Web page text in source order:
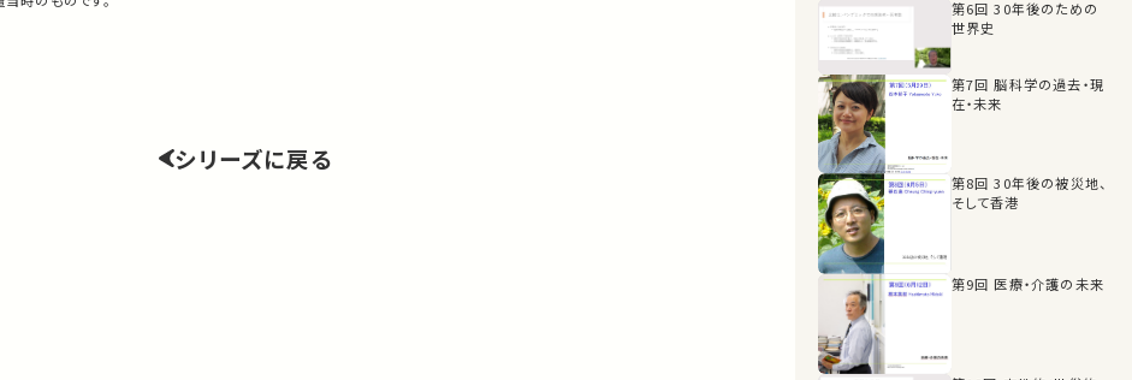
シリーズに戻る
第6回 30年後のための
世界史
第7回 脳科学の過去・現
在・未来
第8回 30年後の被災地、
そして香港
第9回 医療・介護の未来